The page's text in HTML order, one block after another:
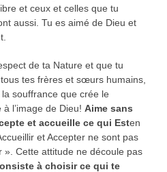
et ceux et celles que tu
aussi. Tu es aimé de Dieu et
de ta Nature et que tu
tes frères et sœurs humains,
souffrance que crée le
l’image de Dieu! Aime sans
et accueille ce qui Esten
et Accepter ne sont pas
». Cette attitude ne découle pas
à choisir ce qui te